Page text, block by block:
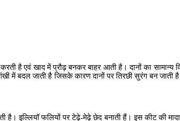
है एवं खाद में प्रौढ़ बनकर बाहर आती है। दानों का सामान्य
जाती है जिसके कारण दानों पर तिरछी सुरंग बन जाती है
इल्लियॉ फलियों पर टेढ़े-मेढ़े छेद बनाती हैं। इस कीट की